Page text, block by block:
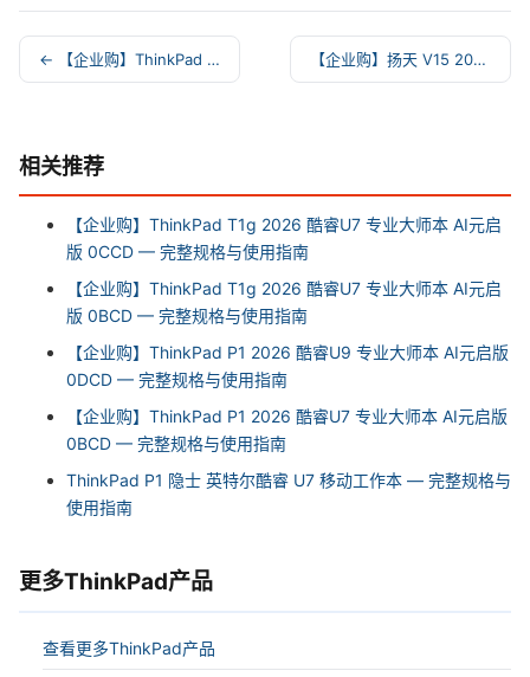
← 【企业购】ThinkPad E16 2025 酷睿 5 经典 【企业购】扬天 V15 2023 锐龙版商用笔记本 4PCD →
相关推荐
【企业购】ThinkPad T1g 2026 酷睿U7 专业大师本 AI元启
版 0CCD — 完整规格与使用指南
【企业购】ThinkPad T1g 2026 酷睿U7 专业大师本 AI元启
版 0BCD — 完整规格与使用指南
【企业购】ThinkPad P1 2026 酷睿U9 专业大师本 AI元启版
0DCD — 完整规格与使用指南
【企业购】ThinkPad P1 2026 酷睿U7 专业大师本 AI元启版
0BCD — 完整规格与使用指南
ThinkPad P1 隐士 英特尔酷睿 U7 移动工作本 — 完整规格与
使用指南
更多ThinkPad产品
查看更多ThinkPad产品